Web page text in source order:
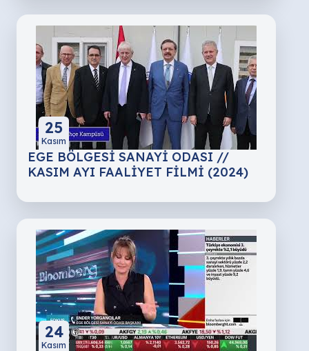
25
Kasım
EGE BÖLGESİ SANAYİ ODASI //
KASIM AYI FAALİYET FİLMİ (2024)
24
Kasım